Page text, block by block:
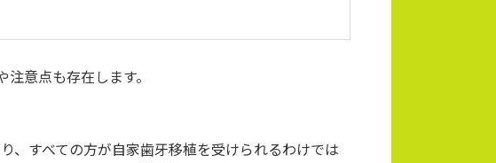
意点も存在します。
、すべての方が自家歯牙移植を受けられるわけでは